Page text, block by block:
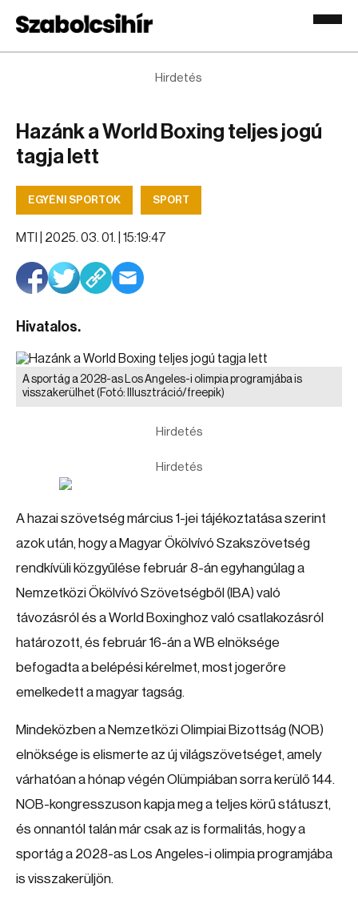
Hirdetés
Hazánk a World Boxing teljes jogú
tagja lett
EGYÉNI SPORTOK SPORT
MTI | 2025. 03. 01. | 15:19:47
Hivatalos.
A sportág a 2028-as Los Angeles-i olimpia programjába is
visszakerülhet (Fotó: Illusztráció/freepik)
Hirdetés
Hirdetés
A hazai szövetség március 1-jei tájékoztatása szerint
azok után, hogy a Magyar Ökölvívó Szakszövetség
rendkívüli közgyűlése február 8-án egyhangúlag a
Nemzetközi Ökölvívó Szövetségből (IBA) való
távozásról és a World Boxinghoz való csatlakozásról
határozott, és február 16-án a WB elnöksége
befogadta a belépési kérelmet, most jogerőre
emelkedett a magyar tagság.
Mindeközben a Nemzetközi Olimpiai Bizottság (NOB)
elnöksége is elismerte az új világszövetséget, amely
várhatóan a hónap végén Olümpiában sorra kerülő 144.
NOB-kongresszuson kapja meg a teljes körű státuszt,
és onnantól talán már csak az is formalitás, hogy a
sportág a 2028-as Los Angeles-i olimpia programjába
is visszakerüljön.